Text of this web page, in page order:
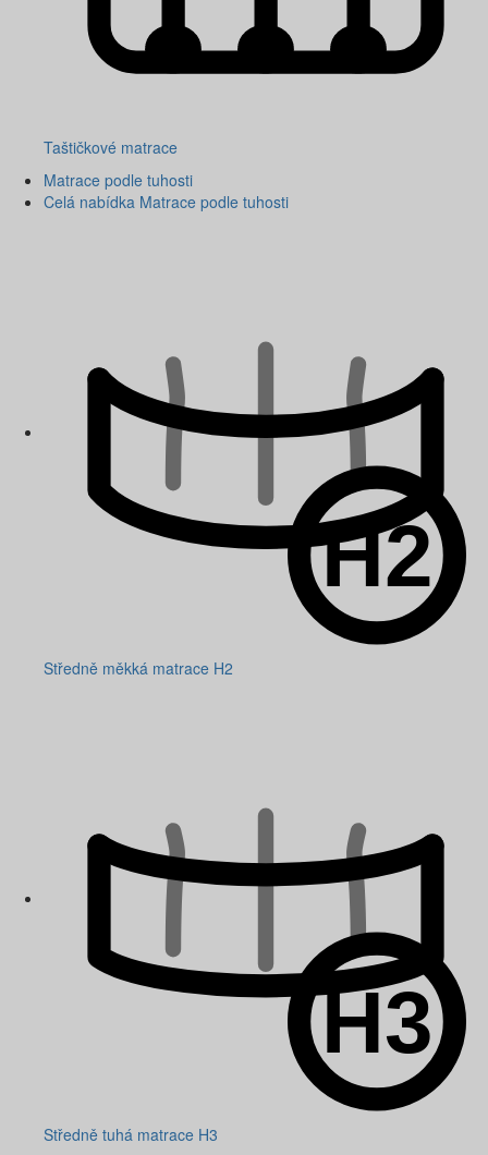
Taštičkové matrace
Matrace podle tuhosti
Celá nabídka Matrace podle tuhosti
Středně měkká matrace H2
Středně tuhá matrace H3